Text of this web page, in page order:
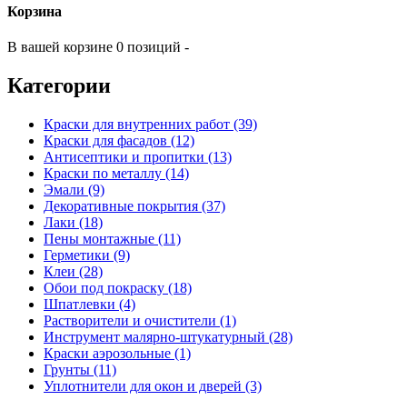
Корзина
В вашей корзине 0 позиций -
Категории
Краски для внутренних работ (39)
Краски для фасадов (12)
Антисептики и пропитки (13)
Краски по металлу (14)
Эмали (9)
Декоративные покрытия (37)
Лаки (18)
Пены монтажные (11)
Герметики (9)
Клеи (28)
Обои под покраску (18)
Шпатлевки (4)
Растворители и очистители (1)
Инструмент малярно-штукатурный (28)
Краски аэрозольные (1)
Грунты (11)
Уплотнители для окон и дверей (3)